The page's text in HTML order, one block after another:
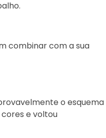
combinar com a sua
o esquema
e voltou